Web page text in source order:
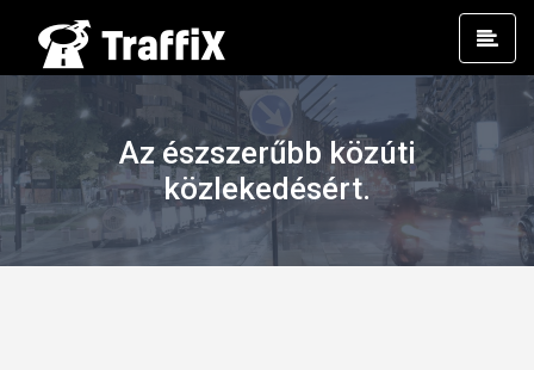
Az észszerűbb közúti
közlekedésért.